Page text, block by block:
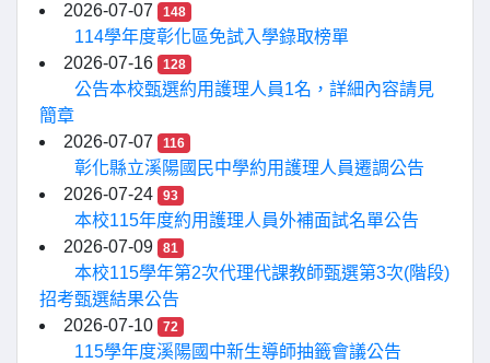
2026-07-07
148
114學年度彰化區免試入學錄取榜單
2026-07-16
128
公告本校甄選約用護理人員1名，詳細內容請見
簡章
2026-07-07
116
彰化縣立溪陽國民中學約用護理人員遷調公告
2026-07-24
93
本校115年度約用護理人員外補面試名單公告
2026-07-09
81
本校115學年第2次代理代課教師甄選第3次(階段)
招考甄選結果公告
2026-07-10
72
115學年度溪陽國中新生導師抽籤會議公告